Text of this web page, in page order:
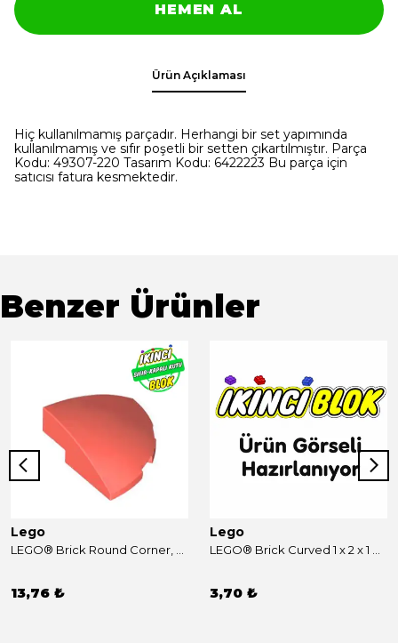
HEMEN AL
Ürün Açıklaması
Hiç kullanılmamış parçadır. Herhangi bir set yapımında
kullanılmamış ve sıfır poşetli bir setten çıkartılmıştır. Parça
Kodu: 49307-220 Tasarım Kodu: 6422223 Bu parça için
satıcısı fatura kesmektedir.
Benzer Ürünler
Lego
13,76 ₺
Lego
3,70 ₺